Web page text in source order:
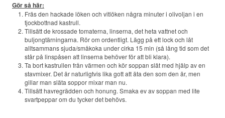
Gör så här:
Fräs den hackade löken och vitlöken några minuter i olivoljan i en
tjockbottnad kastrull.
Tillsätt de krossade tomaterna, linserna, det heta vattnet och
buljongtärningarna. Rör om ordentligt. Lägg på ett lock och låt
alltsammans sjuda/småkoka under cirka 15 min (så lång tid som det
står på linspåsen att linserna behöver för att bli klara).
Ta bort kastrullen från värmen och kör soppan slät med hjälp av en
stavmixer. Det är naturligtvis lika gott att äta den som den är, men
gillar man släta soppor mixar man nu.
Tillsätt havregrädden och honung. Smaka ev av soppan med lite
svartpeppar om du tycker det behövs.